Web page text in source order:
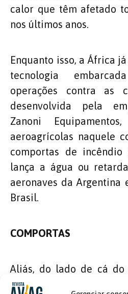
calor que têm afetado
nos últimos anos.
Enquanto isso, a África
tecnologia
operações contra as
desenvolvida pela
Zanoni
aeroagrícolas naquele
comportas de
lança a água ou
aeronaves da Argentina
Brasil.
COMPORTAS
Aliás, do lado de cá do
promoveu em 2022 os